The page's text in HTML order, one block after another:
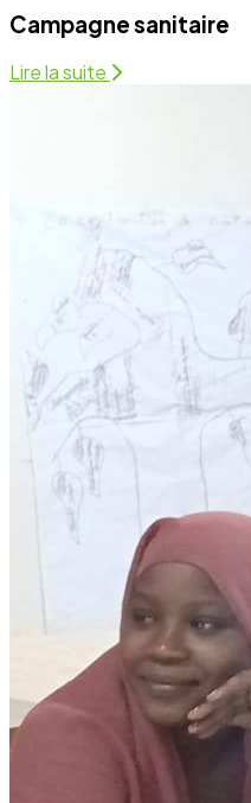
Development
Programmes
Notre Quotidien
Activités au
Nous intervenons sur
développement équitable
comment nous agissons